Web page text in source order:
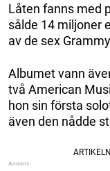
Låten fanns med
sålde 14 miljoner
av de sex
Albumet vann
två American
hon sin första
även den nådde